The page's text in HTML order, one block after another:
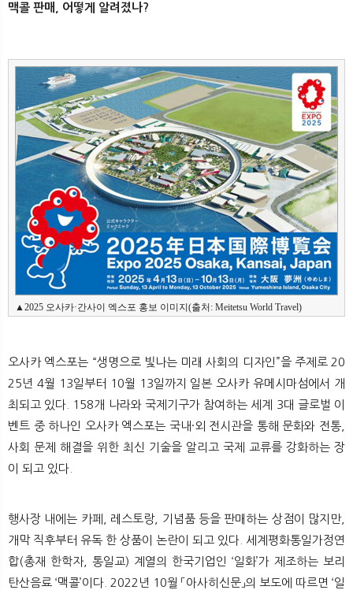
맥콜 판매, 어떻게 알려졌나?
▲2025 오사카·간사이 엑스포 홍보 이미지(출처: Meitetsu World Travel)
오사카 엑스포는 “생명으로 빛나는 미래 사회의 디자인”을 주제로 20
25년 4월 13일부터 10월 13일까지 일본 오사카 유메시마섬에서 개
최되고 있다. 158개 나라와 국제기구가 참여하는 세계 3대 글로벌 이
벤트 중 하나인 오사카 엑스포는 국내·외 전시관을 통해 문화와 전통,
사회 문제 해결을 위한 최신 기술을 알리고 국제 교류를 강화하는 장
이 되고 있다.
행사장 내에는 카페, 레스토랑, 기념품 등을 판매하는 상점이 많지만,
개막 직후부터 유독 한 상품이 논란이 되고 있다. 세계평화통일가정연
합(총재 한학자, 통일교) 계열의 한국기업인 ‘일화’가 제조하는 보리
탄산음료 ‘맥콜’이다. 2022년 10월 「아사히신문」의 보도에 따르면 ‘일